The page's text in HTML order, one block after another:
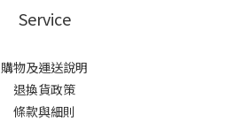
Service
購物及運送說明
退換貨政策
條款與細則